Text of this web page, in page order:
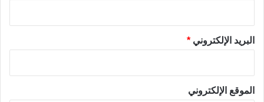
البريد الإلكتروني *
الموقع الإلكتروني